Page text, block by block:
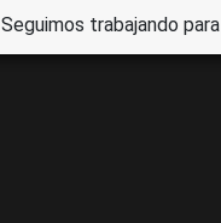
Seguimos trabajando